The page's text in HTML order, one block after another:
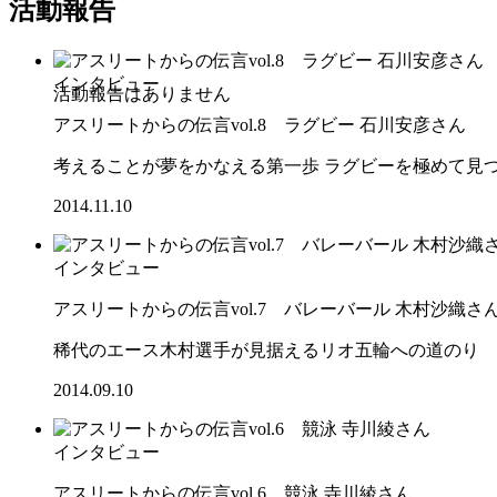
活動報告
インタビュー
アスリートからの伝言vol.8 ラグビー 石川安彦さん
考えることが夢をかなえる第一歩 ラグビーを極めて見
2014.11.10
インタビュー
アスリートからの伝言vol.7 バレーバール 木村沙織さ
稀代のエース木村選手が見据えるリオ五輪への道のり
2014.09.10
インタビュー